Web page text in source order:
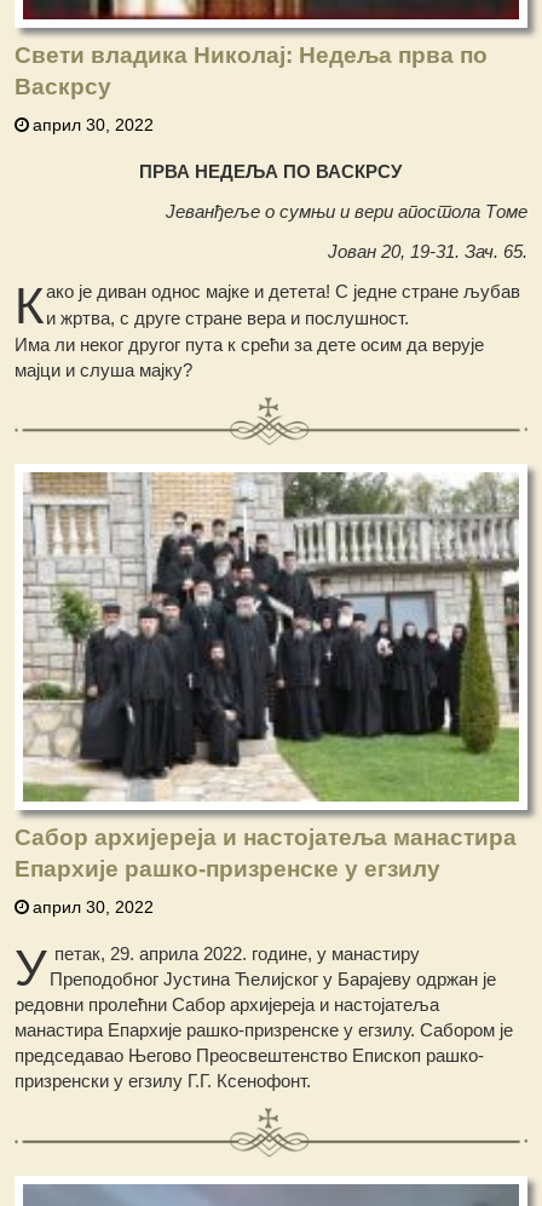
Свети владика Николај: Недеља прва по
Васкрсу
април 30, 2022
ПРВА НЕДЕЉА ПО ВАСКРСУ
Јеванђеље о сумњи и вери апостола Томе
Јован 20, 19-31. Зач. 65.
Како је диван однос мајке и детета! С једне стране љубав
и жртва, с друге стране вера и послушност.
Има ли неког другог пута к срећи за дете осим да верује
мајци и слуша мајку?
Сабор архијереја и настојатеља манастира
Епархије рашко-призренске у егзилу
април 30, 2022
У петак, 29. априла 2022. године, у манастиру
Преподобног Јустина Ћелијског у Барајеву одржан је
редовни пролећни Сабор архијереја и настојатеља
манастира Епархије рашко-призренске у егзилу. Сабором је
председавао Његово Преосвештенство Епископ рашко-
призренски у егзилу Г.Г. Ксенофонт.